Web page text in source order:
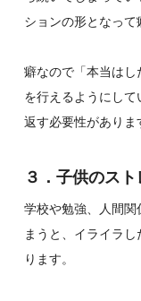
ションの形となって
癖なので「本当はし
を行えるようにし
返す必要性がありま
３．子供のス
学校や勉強、人間関
まうと、イライラ
ります。